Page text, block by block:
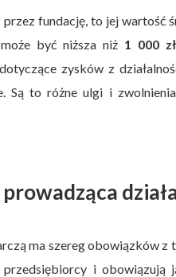
fundację, to jej wartość
być niższa niż 1 000 zł
zysków z
Są to różne ulgi i
ma szereg obowiązków
i obowiązują